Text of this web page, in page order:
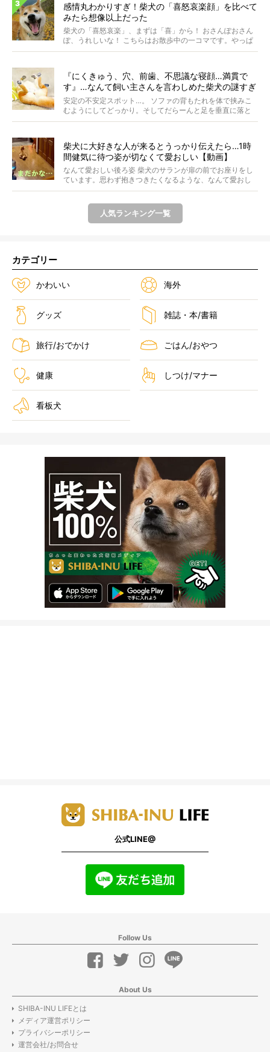
感情丸わかりすぎ！柴犬の「喜怒哀楽顔」を比べて
みたら想像以上だった
柴犬の「喜怒哀楽」、まずは「喜」から！ おさんぽおさん
ぽ、うれしいな！ こちらはお散歩中の一コマです。やっぱ
り...
『にくきゅう、穴、前歯、不思議な寝顔…満貫で
す』…なんて飼い主さんを言わしめた柴犬の謎すぎ
る寝相がコチラです。
安定の不安定スポット…。 ソファの背もたれを体で挟みこ
むようにしてどっかり。そしてだらーんと足を垂直に落と
して...
柴犬に大好きな人が来るとうっかり伝えたら…1時
間健気に待つ姿が切なくて愛おしい【動画】
なんて愛おしい後ろ姿 柴犬のサランが扉の前でお座りをし
ています。思わず抱きつきたくなるような、なんて愛おし
い背...
人気ランキング一覧
カテゴリー
かわいい 海外
グッズ 雑誌・本/書籍
旅行/おでかけ ごはん/おやつ
健康 しつけ/マナー
看板犬
公式LINE@
Follow Us
About Us
SHIBA-INU LIFEとは
メディア運営ポリシー
プライバシーポリシー
運営会社/お問合せ